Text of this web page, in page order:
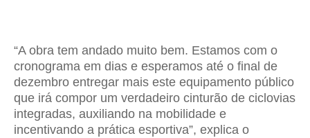
“A obra tem andado muito bem. Estamos com o
cronograma em dias e esperamos até o final de
dezembro entregar mais este equipamento público
que irá compor um verdadeiro cinturão de ciclovias
integradas, auxiliando na mobilidade e
incentivando a prática esportiva”, explica o